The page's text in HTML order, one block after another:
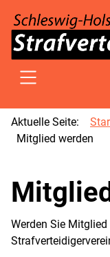
SKIP TO MAIN
Aktuelle Seite:
Mitglied werden
Werden Sie